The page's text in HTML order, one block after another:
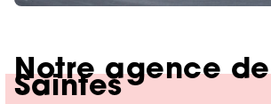
Notre agence de
Saintes